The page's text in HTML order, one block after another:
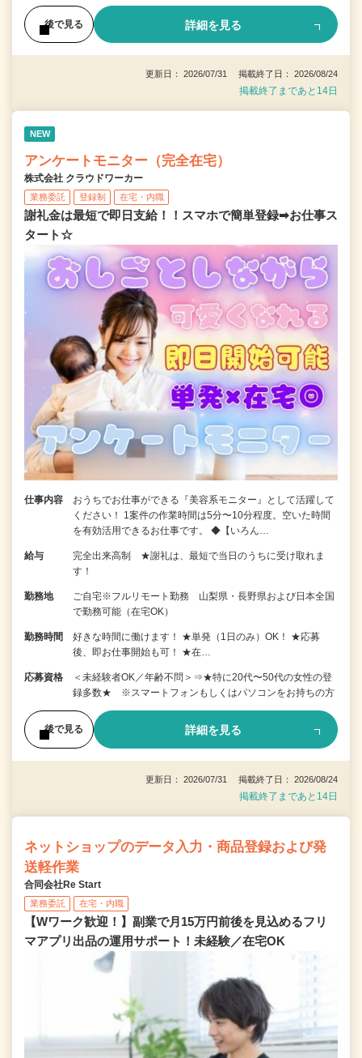
後で見る 詳細を見る
更新日： 2026/07/31 掲載終了日： 2026/08/24
掲載終了まであと14日
NEW
アンケートモニター（完全在宅）
株式会社 クラウドワーカー
業務委託 登録制 在宅・内職
謝礼金は最短で即日支給！！スマホで簡単登録➡お仕事ス
タート☆
仕事内容
おうちでお仕事ができる『美容系モニター』として活躍して
ください！ 1案件の作業時間は5分〜10分程度。空いた時間
を有効活用できるお仕事です。 ◆【いろん…
給与
完全出来高制 ★謝礼は、最短で当日のうちに受け取れま
す！
勤務地
ご自宅※フルリモート勤務 山梨県・長野県および日本全国
で勤務可能（在宅OK）
勤務時間
好きな時間に働けます！ ★単発（1日のみ）OK！ ★応募
後、即お仕事開始も可！ ★在…
応募資格
＜未経験者OK／年齢不問＞⇒★特に20代〜50代の女性の登
録多数★ ※スマートフォンもしくはパソコンをお持ちの方
後で見る 詳細を見る
更新日： 2026/07/31 掲載終了日： 2026/08/24
掲載終了まであと14日
ネットショップのデータ入力・商品登録および発
送軽作業
合同会社Re Start
業務委託 在宅・内職
【Wワーク歓迎！】副業で月15万円前後を見込めるフリ
マアプリ出品の運用サポート！未経験／在宅OK